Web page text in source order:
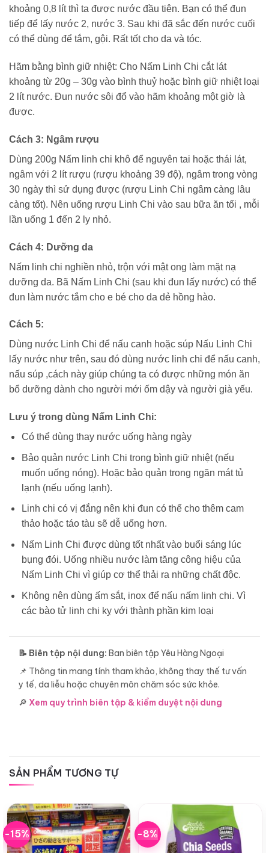
khoảng 0,8 lít thì ta được nước đầu tiên. Bạn có thể đun
tiếp để lấy nước 2, nước 3. Sau khi đã sắc đến nước cuối
có thể dùng để tắm, gội. Rất tốt cho da và tóc.
Hãm bằng bình giữ nhiệt: Cho Nấm Linh Chi cắt lát
khoảng từ 20g – 30g vào bình thuỷ hoặc bình giữ nhiệt loại
2 lít nước. Đun nước sôi đổ vào hãm khoảng một giờ là
được.
Cách 3: Ngâm rượu
Dùng 200g Nấm linh chi khô để nguyên tai hoặc thái lát,
ngâm với 2 lít rượu (rượu khoảng 39 độ), ngâm trong vòng
30 ngày thì sử dụng được (rượu Linh Chi ngâm càng lâu
càng tốt). Nên uống rượu Linh Chi vào sau bữa ăn tối , mỗi
lần uống 1 đến 2 ly nhỏ.
Cách 4: Dưỡng da
Nấm linh chi nghiền nhỏ, trộn với mật ong làm mặt nạ
dưỡng da. Bã Nấm Linh Chi (sau khi đun lấy nước) có thể
đun làm nước tắm cho e bé cho da dẻ hồng hào.
Cách 5:
Dùng nước Linh Chi để nấu canh hoặc súp Nấu Linh Chi
lấy nước như trên, sau đó dùng nước linh chi để nấu canh,
nấu súp ,cách này giúp chúng ta có được những món ăn
bổ dưỡng dành cho người mới ốm dậy và người già yếu.
Lưu ý trong dùng Nấm Linh Chi:
Có thể dùng thay nước uống hàng ngày
Bảo quản nước Linh Chi trong bình giữ nhiệt (nếu
muốn uống nóng). Hoặc bảo quản trong ngăn mát tủ
lạnh (nếu uống lạnh).
Linh chi có vị đắng nên khi đun có thể cho thêm cam
thảo hoặc táo tàu sẽ dễ uống hơn.
Nấm Linh Chi được dùng tốt nhất vào buổi sáng lúc
bụng đói. Uống nhiều nước làm tăng công hiệu của
Nấm Linh Chi vì giúp cơ thể thải ra những chất độc.
Không nên dùng ấm sắt, inox để nấu nấm linh chi. Vì
các bào tử linh chi kỵ với thành phần kim loại
📝 Biên tập nội dung: Ban biên tập Yêu Hàng Ngoại
📌 Thông tin mang tính tham khảo, không thay thế tư vấn
y tế, da liễu hoặc chuyên môn chăm sóc sức khỏe.
🔎 Xem quy trình biên tập & kiểm duyệt nội dung
SẢN PHẨM TƯƠNG TỰ
-15% -8%